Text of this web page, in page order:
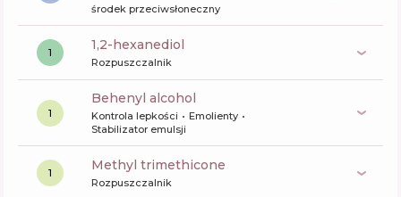
środek przeciwsłoneczny
1 1,2-hexanediol
Rozpuszczalnik
1
behenyl alcohol
Kontrola lepkości
Emolienty
Stabilizator emulsji
1 methyl trimethicone
Rozpuszczalnik